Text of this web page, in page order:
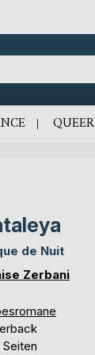
QUEER
de Nuit
Zerbani